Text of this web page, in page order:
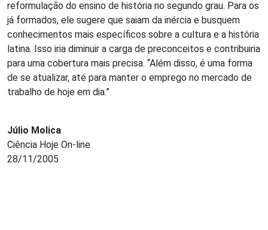
reformulação do ensino de história no segundo grau. Para os
já formados, ele sugere que saiam da inércia e busquem
conhecimentos mais específicos sobre a cultura e a história
latina. Isso iria diminuir a carga de preconceitos e contribuiria
para uma cobertura mais precisa. “Além disso, é uma forma
de se atualizar, até para manter o emprego no mercado de
trabalho de hoje em dia.”
Júlio Molica
Ciência Hoje On-line
28/11/2005